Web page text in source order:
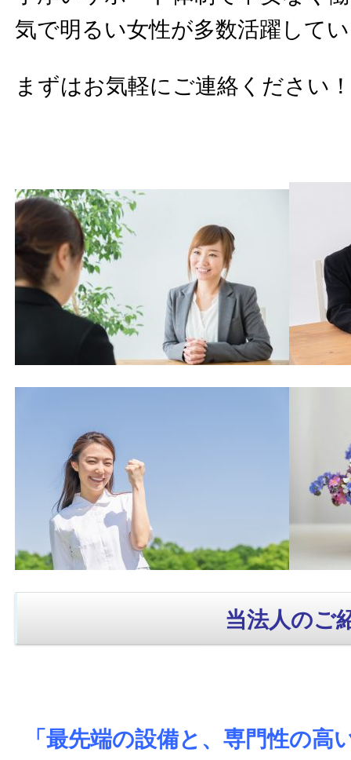
気で明るい女性が多数活躍して
まずはお気軽にご連絡ください
当法人のご
「最先端の設備と、専門性の高